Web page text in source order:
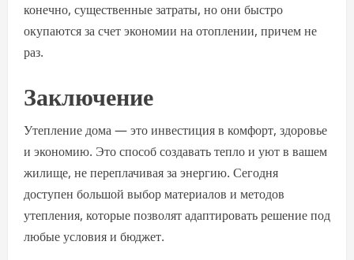
конечно, существенные затраты, но они быстро
окупаются за счет экономии на отоплении, причем не
раз.
Заключение
Утепление дома — это инвестиция в комфорт, здоровье
и экономию. Это способ создавать тепло и уют в вашем
жилище, не переплачивая за энергию. Сегодня
доступен большой выбор материалов и методов
утепления, которые позволят адаптировать решение под
любые условия и бюджет.